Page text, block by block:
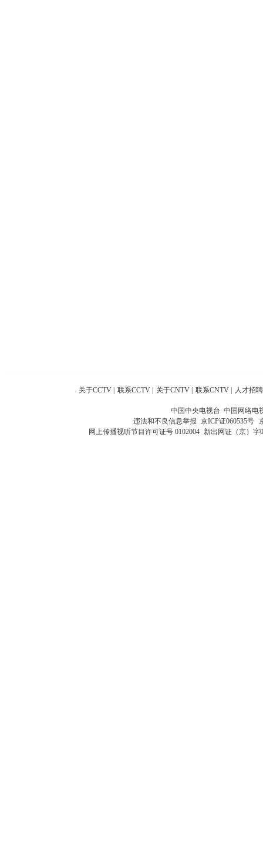
关于CCTV 联系CCTV 关于CNTV 联系CNTV 人才招聘
中国中央电视台 中国网络电
违法和不良信息举报 京ICP证060535号
网上传播视听节目许可证号 0102004 新出网证（京）